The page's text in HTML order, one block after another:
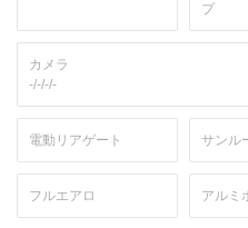
プ
カメラ
-/-/-/-
電動リアゲート サンル
フルエアロ アルミ